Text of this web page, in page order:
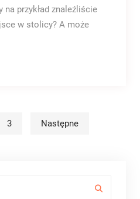
na przykład znaleźliście
w stolicy? A może
wpisów
3 Następne